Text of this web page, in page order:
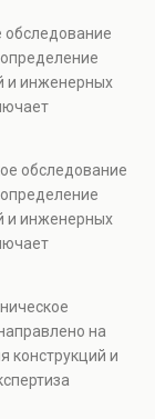
безопасности.
объектов, а
и технических
обследование
и инженерных
безопасности.
объектов, а
и технических
обследование
и инженерных
безопасности.
объектов, а
и технических
на
конструкций и